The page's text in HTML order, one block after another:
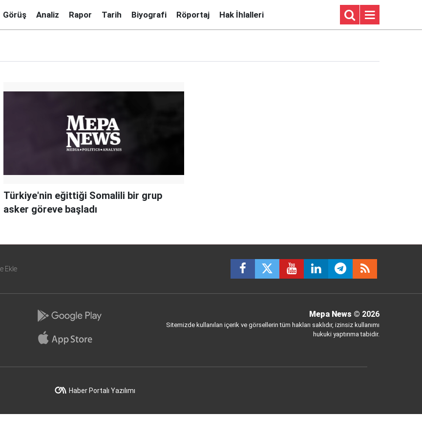
Görüş Analiz Rapor Tarih Biyografi Röportaj Hak İhlalleri
Türkiye'nin eğittiği Somalili bir grup
asker göreve başladı
Ekle
Mepa News © 2026
Sitemizde kullanılan içerik ve görsellerin tüm hakları saklıdır, izinsiz kullanımı
hukuki yaptırıma tabidir.
Haber Portalı Yazılımı